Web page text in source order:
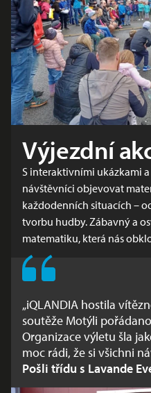
Výjezdní
S interaktivními ukázkami
návštěvníci objevovat
každodenních situacích –
tvorbu hudby. Zábavný a
matematiku, která nás
„iQLANDIA hostila
soutěže Motýli
Organizace výletu šla
moc rádi, že si všichni
Pošli třídu s Lavande
„Science show se
opravdu velice
návštěvníci dorazili a
Pan lektor vše zvládnul
humorem. Ještě jednou
spolupráci.“